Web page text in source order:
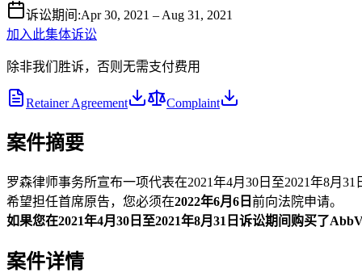
诉讼期间 :Apr 30, 2021 – Aug 31, 2021
加入此集体诉讼
除非我们胜诉，否则无需支付费用
Retainer Agreement Complaint
案件摘要
罗森律师事务所宣布一项代表在2021年4月30日至2021年8月
希望担任首席原告，您必须在2022年6月6日 前向法院申请。
如果您在2021年4月30日至2021年8月31日诉讼期间购买了
案件详情